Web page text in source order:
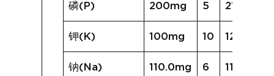
磷(P) 200mg 5 210mg
钾(K) 100mg 10 124mg
钠(Na) 110.0mg 6 116.2mg